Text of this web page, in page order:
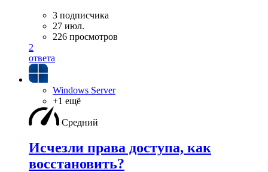
3 подписчика
27 июл.
226 просмотров
2
ответа
Windows Server
+1 ещё
Средний
Исчезли права доступа, как
восстановить?